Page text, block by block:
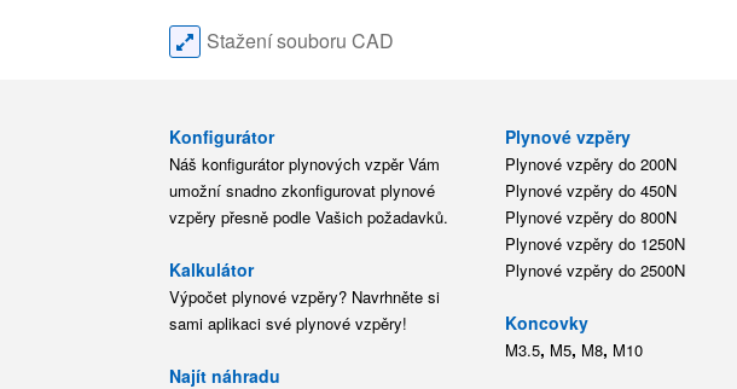
Stažení souboru CAD
Konfigurátor
Náš konfigurátor plynových vzpěr Vám
umožní snadno zkonfigurovat plynové
vzpěry přesně podle Vašich požadavků.
Kalkulátor
Výpočet plynové vzpěry? Navrhněte si
sami aplikaci své plynové vzpěry!
Najít náhradu
Plynové vzpěry
Plynové vzpěry do 200N
Plynové vzpěry do 450N
Plynové vzpěry do 800N
Plynové vzpěry do 1250N
Plynové vzpěry do 2500N
Koncovky
M3.5, M5, M8, M10